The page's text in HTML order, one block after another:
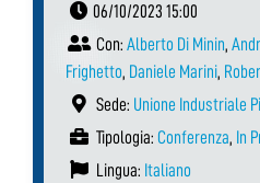
06/10/2023 15:00
Con: Alberto Di Minin,
Frighetto, Daniele Marini,
Sede: Unione Industriale
Tipologia: Conferenza, In
Lingua: Italiano